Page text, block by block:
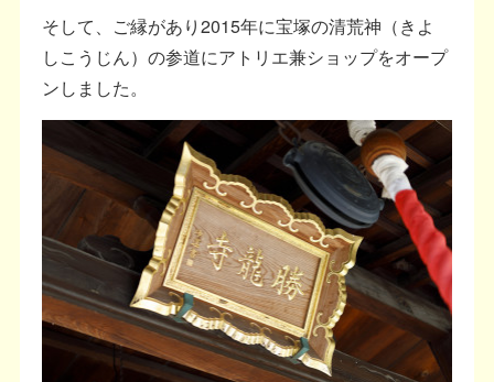
そして、ご縁があり2015年に宝塚の清荒神（きよ
しこうじん）の参道にアトリエ兼ショップをオープ
ンしました。